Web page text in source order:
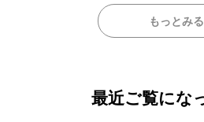
もっとみる
最近ご覧にな